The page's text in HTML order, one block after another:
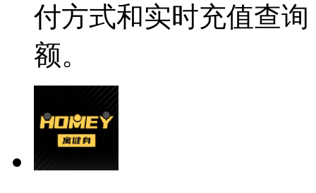
付方式和实时充值查
额。